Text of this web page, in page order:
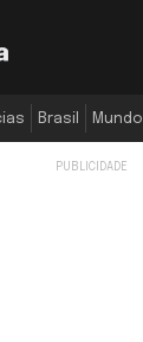
Brasil Mundo